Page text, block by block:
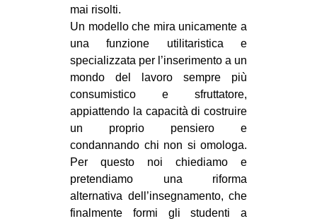
mai risolti.
Un modello che mira unicamente a
una funzione utilitaristica e
specializzata per l’inserimento a un
mondo del lavoro sempre più
consumistico e sfruttatore,
appiattendo la capacità di costruire
un proprio pensiero e
condannando chi non si omologa.
Per questo noi chiediamo e
pretendiamo una riforma
alternativa dell’insegnamento, che
finalmente formi gli studenti a